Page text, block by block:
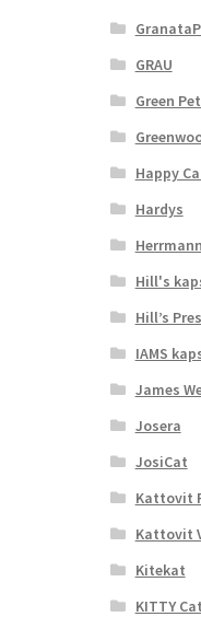
GRAU
Green
Happy
Hardys
Hill's
Hill’s
IAMS
James
Josera
JosiCat
Kattovit
Kattovit
Kitekat
KITTY Cat